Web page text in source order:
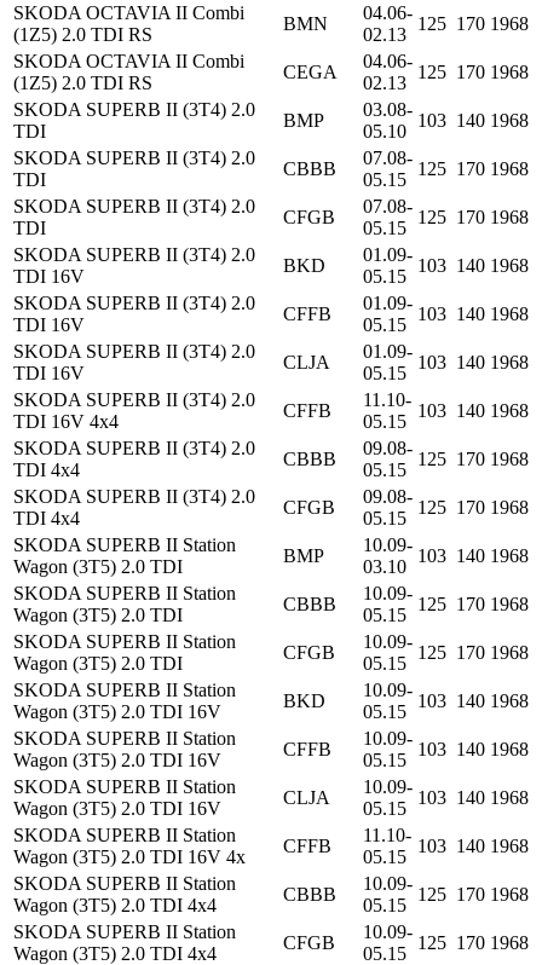
SKODA OCTAVIA II Combi
(1Z5) 2.0 TDI RS
BMN
04.06-
02.13
125 170 1968
SKODA OCTAVIA II Combi
(1Z5) 2.0 TDI RS
CEGA
04.06-
02.13
125 170 1968
SKODA SUPERB II (3T4) 2.0
TDI
BMP
03.08-
05.10
103 140 1968
SKODA SUPERB II (3T4) 2.0
TDI
CBBB
07.08-
05.15
125 170 1968
SKODA SUPERB II (3T4) 2.0
TDI
CFGB
07.08-
05.15
125 170 1968
SKODA SUPERB II (3T4) 2.0
TDI 16V
BKD
01.09-
05.15
103 140 1968
SKODA SUPERB II (3T4) 2.0
TDI 16V
CFFB
01.09-
05.15
103 140 1968
SKODA SUPERB II (3T4) 2.0
TDI 16V
CLJA
01.09-
05.15
103 140 1968
SKODA SUPERB II (3T4) 2.0
TDI 16V 4x4
CFFB
11.10-
05.15
103 140 1968
SKODA SUPERB II (3T4) 2.0
TDI 4x4
CBBB
09.08-
05.15
125 170 1968
SKODA SUPERB II (3T4) 2.0
TDI 4x4
CFGB
09.08-
05.15
125 170 1968
SKODA SUPERB II Station
Wagon (3T5) 2.0 TDI
BMP
10.09-
03.10
103 140 1968
SKODA SUPERB II Station
Wagon (3T5) 2.0 TDI
CBBB
10.09-
05.15
125 170 1968
SKODA SUPERB II Station
Wagon (3T5) 2.0 TDI
CFGB
10.09-
05.15
125 170 1968
SKODA SUPERB II Station
Wagon (3T5) 2.0 TDI 16V
BKD
10.09-
05.15
103 140 1968
SKODA SUPERB II Station
Wagon (3T5) 2.0 TDI 16V
CFFB
10.09-
05.15
103 140 1968
SKODA SUPERB II Station
Wagon (3T5) 2.0 TDI 16V
CLJA
10.09-
05.15
103 140 1968
SKODA SUPERB II Station
Wagon (3T5) 2.0 TDI 16V 4x
CFFB
11.10-
05.15
103 140 1968
SKODA SUPERB II Station
Wagon (3T5) 2.0 TDI 4x4
CBBB
10.09-
05.15
125 170 1968
SKODA SUPERB II Station
Wagon (3T5) 2.0 TDI 4x4
CFGB
10.09-
05.15
125 170 1968